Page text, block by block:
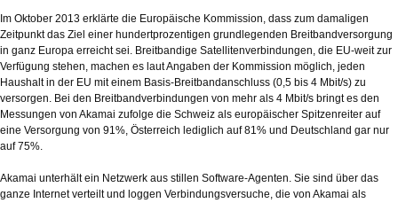
Im Oktober 2013 erklärte die Europäische Kommission, dass zum damaligen
Zeitpunkt das Ziel einer hundertprozentigen grundlegenden Breitbandversorgung
in ganz Europa erreicht sei. Breitbandige Satellitenverbindungen, die EU-weit zur
Verfügung stehen, machen es laut Angaben der Kommission möglich, jeden
Haushalt in der EU mit einem Basis-Breitbandanschluss (0,5 bis 4 Mbit/s) zu
versorgen. Bei den Breitbandverbindungen von mehr als 4 Mbit/s bringt es den
Messungen von Akamai zufolge die Schweiz als europäischer Spitzenreiter auf
eine Versorgung von 91%, Österreich lediglich auf 81% und Deutschland gar nur
auf 75%.
Akamai unterhält ein Netzwerk aus stillen Software-Agenten. Sie sind über das
ganze Internet verteilt und loggen Verbindungsversuche, die von Akamai als